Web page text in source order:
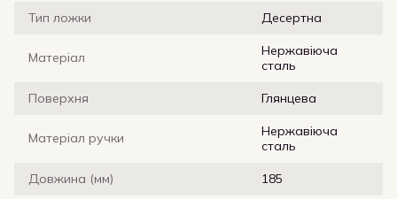
Тип ложки Десертна
Матеріал
Нержавіюча
сталь
Поверхня Глянцева
Матеріал ручки
Нержавіюча
сталь
Довжина (мм) 185